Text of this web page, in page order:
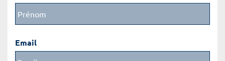
Email